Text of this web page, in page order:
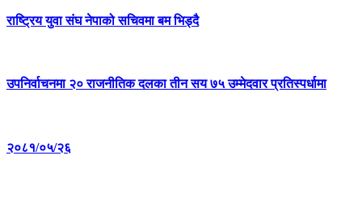
राष्ट्रिय युवा संघ नेपाको सचिवमा बम भिड्दै
उपनिर्वाचनमा २० राजनीतिक दलका तीन सय ७५ उम्मेदवार प्रतिस्पर्धामा
२०८१/०५/२६